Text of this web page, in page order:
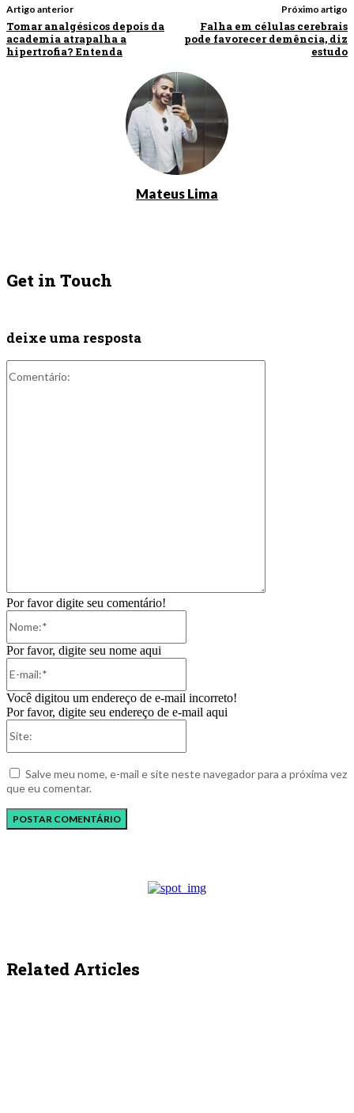
Artigo anterior
Tomar analgésicos depois da
academia atrapalha a
hipertrofia? Entenda
Próximo artigo
Falha em células cerebrais
pode favorecer demência, diz
estudo
Mateus Lima
Get in Touch
deixe uma resposta
Por favor digite seu comentário!
Por favor, digite seu nome aqui
Você digitou um endereço de e-mail incorreto!
Por favor, digite seu endereço de e-mail aqui
Salve meu nome, e-mail e site neste navegador para a próxima vez
que eu comentar.
Related Articles